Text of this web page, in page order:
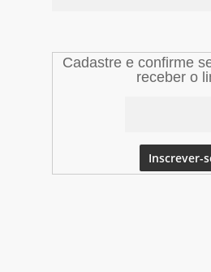
Cadastre e confirme
receber o